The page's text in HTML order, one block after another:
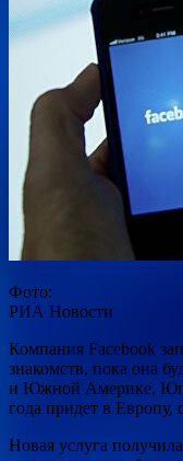
Фото:
РИА Новости
Компания Facebook
знакомств, пока она
и Южной Америке,
года придет в Европу,
Новая услуга